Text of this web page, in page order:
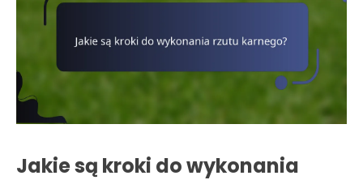
Jakie są kroki do wykonania